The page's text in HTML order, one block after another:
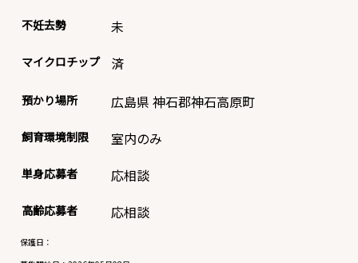
不妊去勢 未
マイクロチップ 済
預かり場所 広島県 神石郡神石高原町
飼育環境制限 室内のみ
単身応募者 応相談
高齢応募者 応相談
保護日：